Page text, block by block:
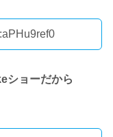
ショーだから